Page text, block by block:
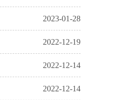
2023-01-28
2022-12-19
2022-12-14
2022-12-14